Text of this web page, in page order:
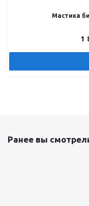
Мастика
1
Ранее вы